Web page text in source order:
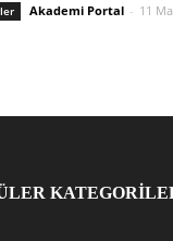
Akademi Portal - 11